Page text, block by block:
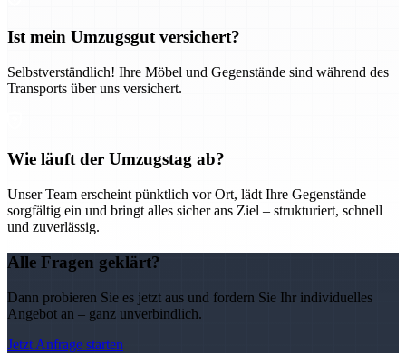
Ist mein Umzugsgut versichert?
Selbstverständlich! Ihre Möbel und Gegenstände sind während des
Transports über uns versichert.
Wie läuft der Umzugstag ab?
Unser Team erscheint pünktlich vor Ort, lädt Ihre Gegenstände
sorgfältig ein und bringt alles sicher ans Ziel – strukturiert, schnell
und zuverlässig.
Alle Fragen geklärt?
Dann probieren Sie es jetzt aus und fordern Sie Ihr individuelles
Angebot an – ganz unverbindlich.
Jetzt Anfrage starten